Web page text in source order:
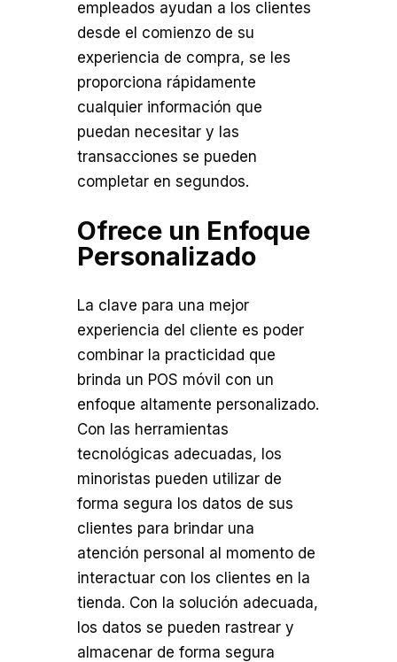
empleados ayudan a los clientes
desde el comienzo de su
experiencia de compra, se les
proporciona rápidamente
cualquier información que
puedan necesitar y las
transacciones se pueden
completar en segundos.
Ofrece un Enfoque
Personalizado
La clave para una mejor
experiencia del cliente es poder
combinar la practicidad que
brinda un POS móvil con un
enfoque altamente personalizado.
Con las herramientas
tecnológicas adecuadas, los
minoristas pueden utilizar de
forma segura los datos de sus
clientes para brindar una
atención personal al momento de
interactuar con los clientes en la
tienda. Con la solución adecuada,
los datos se pueden rastrear y
almacenar de forma segura